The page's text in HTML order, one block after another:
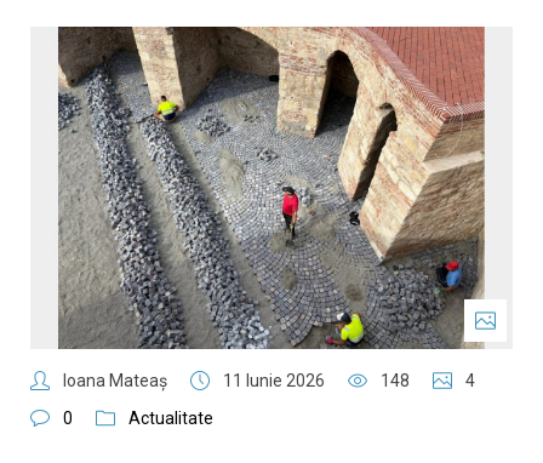
Ioana Mateaş 11 Iunie 2026 148
4
0
Actualitate